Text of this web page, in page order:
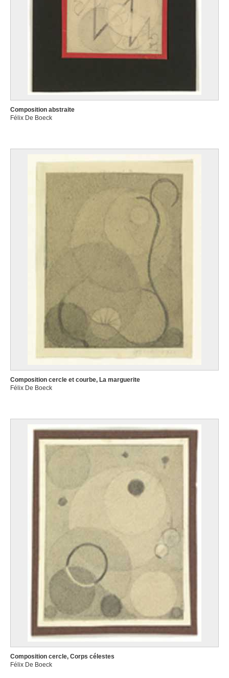
Composition abstraite
Félix De Boeck
Composition cercle et courbe, La marguerite
Félix De Boeck
Composition cercle, Corps célestes
Félix De Boeck